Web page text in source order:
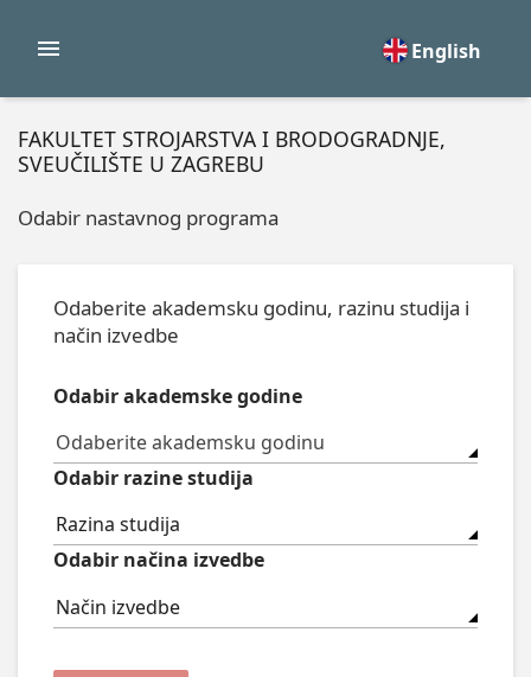
English
FAKULTET STROJARSTVA I BRODOGRADNJE,
SVEUČILIŠTE U ZAGREBU
Odabir nastavnog programa
Odaberite akademsku godinu, razinu studija i
način izvedbe
Odabir akademske godine
Odaberite akademsku godinu
Odabir razine studija
Razina studija
Odabir načina izvedbe
Način izvedbe